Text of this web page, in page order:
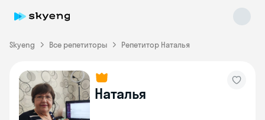
Skyeng Все репетиторы Репетитор Наталья
Наталья
Skyeng Chat
online